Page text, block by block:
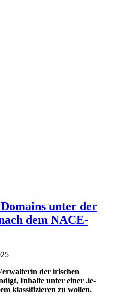
unter der
dem NACE-
der irischen
Inhalte unter einer .ie-
klassifizieren zu wollen.